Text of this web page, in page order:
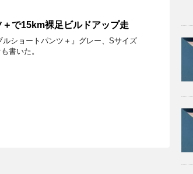
で15km裸足ビルドアップ走
ショートパンツ＋』グレー、Sサイズ
書いた。